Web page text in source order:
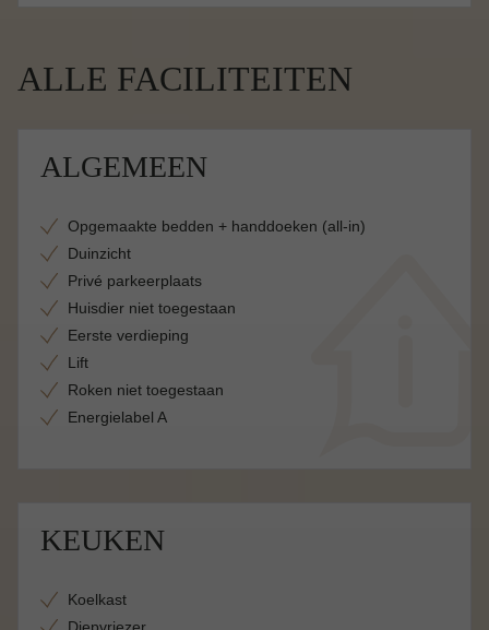
ALLE FACILITEITEN
ALGEMEEN
Opgemaakte bedden + handdoeken (all-in)
Duinzicht
Privé parkeerplaats
Huisdier niet toegestaan
Eerste verdieping
Lift
Roken niet toegestaan
Energielabel A
KEUKEN
Koelkast
Diepvriezer